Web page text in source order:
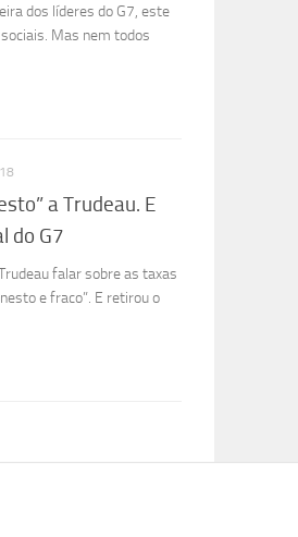
dos líderes do G7, este
Mas nem todos
a Trudeau. E
do G7
falar sobre as taxas
e fraco”. E retirou o